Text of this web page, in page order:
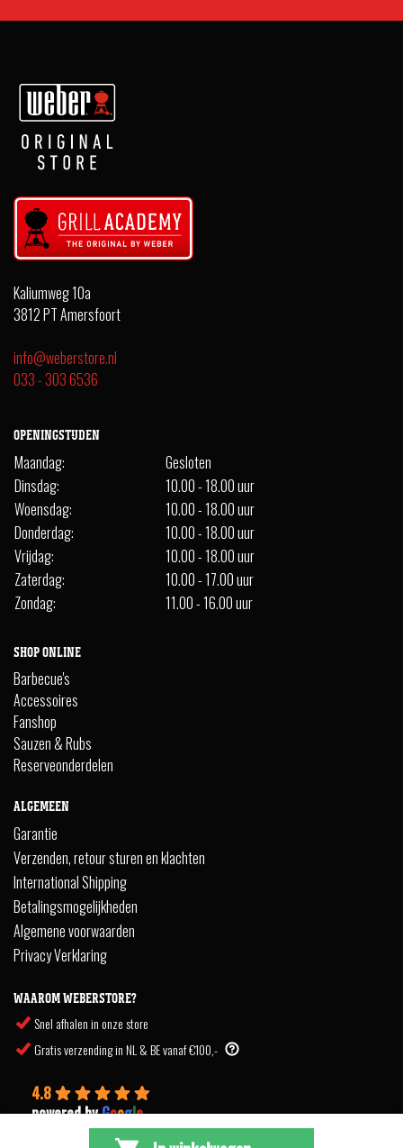
Kaliumweg 10a
3812 PT Amersfoort
info@weberstore.nl
033 - 303 6536
OPENINGSTIJDEN
Maandag:
Gesloten
Dinsdag:
10.00 - 18.00 uur
Woensdag:
10.00 - 18.00 uur
Donderdag:
10.00 - 18.00 uur
Vrijdag:
10.00 - 18.00 uur
Zaterdag:
10.00 - 17.00 uur
Zondag:
11.00 - 16.00 uur
SHOP ONLINE
Barbecue's
Accessoires
Fanshop
Sauzen & Rubs
Reserveonderdelen
ALGEMEEN
Garantie
Verzenden, retour sturen en klachten
International Shipping
Betalingsmogelijkheden
Algemene voorwaarden
Privacy Verklaring
WAAROM WEBERSTORE?
Snel afhalen in onze store
Gratis verzending in NL & BE vanaf €100,-
4.8
powered byGoogle